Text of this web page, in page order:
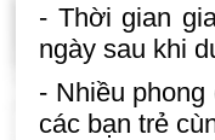
- Thời gian
ngày sau khi
- Nhiều
các bạn trẻ